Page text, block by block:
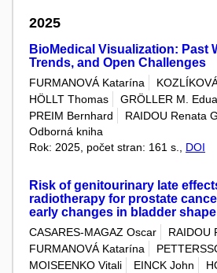
2025
BioMedical Visualization: Past
Trends, and Open Challenges
FURMANOVÁ Katarína
HÖLLT Thomas
GRÖLLER M.
PREIM Bernhard
RAIDOU Renata
Odborná kniha
Rok: 2025, počet stran: 161 s., DOI
Risk of genitourinary late
radiotherapy for prostate
early changes in bladder shape
CASARES-MAGAZ Oscar
RAIDOU
FURMANOVÁ Katarína
MOISEENKO Vitali
EINCK John